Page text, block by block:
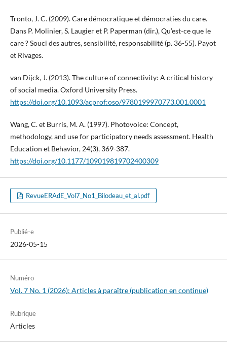
Tronto, J. C. (2009). Care démocratique et démocraties du care.
Dans P. Molinier, S. Laugier et P. Paperman (dir.), Qu’est-ce que le
care ? Souci des autres, sensibilité, responsabilité (p. 36-55). Payot
et Rivages.
van Dijck, J. (2013). The culture of connectivity: A critical history
of social media. Oxford University Press.
https://doi.org/10.1093/acprof:oso/9780199970773.001.0001
Wang, C. et Burris, M. A. (1997). Photovoice: Concept,
methodology, and use for participatory needs assessment. Health
Education et Behavior, 24(3), 369-387.
https://doi.org/10.1177/109019819702400309
RevueERAdE_Vol7_No1_Bilodeau_et_al.pdf
Publié-e
2026-05-15
Numéro
Vol. 7 No. 1 (2026): Articles à paraître (publication en continue)
Rubrique
Articles